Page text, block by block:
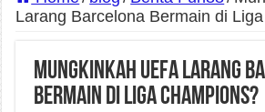
Larang Barcelona Bermain di
Mungkinkah UEFA Larang
Bermain di Liga Champions?